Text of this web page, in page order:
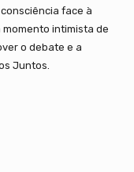
face à
momento intimista de
o debate e a
Juntos.